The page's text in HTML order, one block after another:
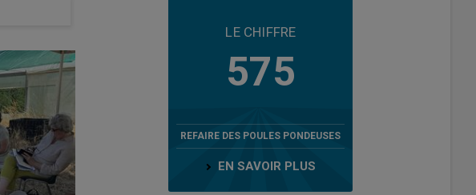
LE CHIFFRE
575
REFAIRE DES POULES PONDEUSES
EN SAVOIR PLUS